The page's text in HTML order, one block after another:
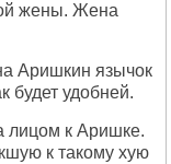
жены. Жена
Аришкин язычок
будет удобней.
лицом к Аришке.
к такому хую